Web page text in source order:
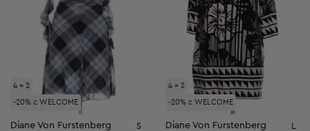
4 = 2
-20% с WELCOME
Diane Von Furstenberg S
4 = 2
-20% с WELCOME
Diane Von Furstenberg L